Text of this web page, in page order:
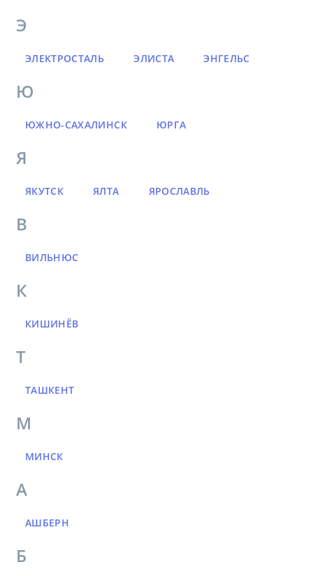
Э
ЭЛЕКТРОСТАЛЬ ЭЛИСТА ЭНГЕЛЬС
Ю
ЮЖНО-САХАЛИНСК ЮРГА
Я
ЯКУТСК ЯЛТА ЯРОСЛАВЛЬ
В
ВИЛЬНЮС
К
КИШИНЁВ
Т
ТАШКЕНТ
М
МИНСК
А
АШБЕРН
Б